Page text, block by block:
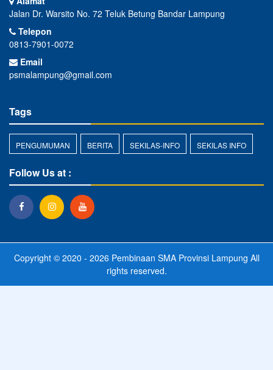
Jalan Dr. Warsito No. 72 Teluk Betung Bandar Lampung
Telepon
0813-7901-0072
Email
psmalampung@gmail.com
Tags
PENGUMUMAN BERITA SEKILAS-INFO SEKILAS INFO
Follow Us at :
Copyright © 2020 - 2026 Pembinaan SMA Provinsi Lampung All
rights reserved.